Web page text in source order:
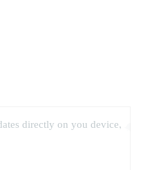
directly on you device,